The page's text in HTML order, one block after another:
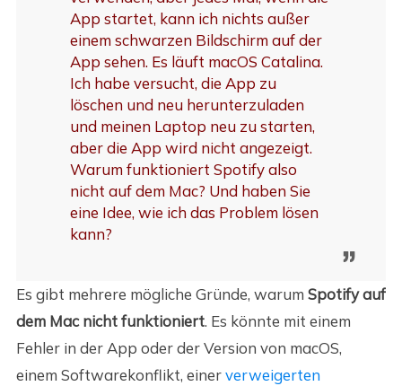
App startet, kann ich nichts außer
einem schwarzen Bildschirm auf der
App sehen. Es läuft macOS Catalina.
Ich habe versucht, die App zu
löschen und neu herunterzuladen
und meinen Laptop neu zu starten,
aber die App wird nicht angezeigt.
Warum funktioniert Spotify also
nicht auf dem Mac? Und haben Sie
eine Idee, wie ich das Problem lösen
kann?
Es gibt mehrere mögliche Gründe, warum Spotify auf
dem Mac nicht funktioniert. Es könnte mit einem
Fehler in der App oder der Version von macOS,
einem Softwarekonflikt, einerverweigerten